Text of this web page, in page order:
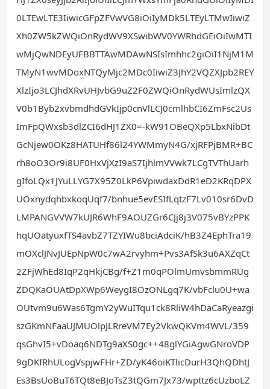
0LTEwLTE3IiwicGFpZFVwVG8iOiIyMDk5LTEyLTMwIiwiZ
Xh0ZW5kZWQiOnRydWV9XSwibWV0YWRhdGEiOiIwMTI
wMjQwNDEyUFBBTTAwMDAwNSIsImhhc2giOiI1NjM1M
TMyN1wvMDoxNTQyMjc2MDc0IiwiZ3JhY2VQZXJpb2REY
XlzIjo3LCJhdXRvUHJvbG9uZ2F0ZWQiOnRydWUsImlzQX
V0b1Byb2xvbmdhdGVkIjp0cnVlLCJ0cmlhbCI6ZmFsc2Us
ImFpQWxsb3dlZCI6dHJ1ZX0=-kW91OBeQXp5LbxNibDt
GcNjew0OKz8HATUHf86l24YWMmyN4G/xjRFPjBMR+BC
rh8oO3Or9i8UF0HxVjXzI9aS7IjhlmVVwk7LCgTVThUarh
gIfoLQx1JYuLLYG7X95Z0LkP6VpiwdaxDdR1eD2KRqDPX
UOxnydqhbxkoqUqf7/bnhue5evESIfLqtzF7Lv010sr6DvD
LMPANGVVW7kUJR6WhF9AOUZGr6CJj8j3V075vBYzPPK
hqUOatyuxfTS4avbZ7TZYIWu8bciAdciK/hB3Z4EphTra19
mOXclJNvJUEpNpW0c7wA2rvyhm+Pvs3AfSk3u6AXZqCt
2ZFjWhEd8IqP2qHkjCBg/f+Z1m0qPOlmUmvsbmmRUg
ZDQKaOUAtDpXWp6WeygI8OzONLgq7K/vbFclu0U+wa
OUtvm9u6Was6TgmY2yWuITqu1ck8RliW4hDaCaRyeazgi
szGKmNFaaUJMUOlpJLRreVM7Ey2VkwQKVm4WVL/359
qsGhvI5+vDoaq6NDTg9aXS0gc++48glYGiAgwGNroVDP
9gDKfRhULogVspjwFHr+ZD/yK46oiKTlicDurH3QhQDhtJ
Es3BsUoBuT6TQt8eBJoTsZ3tQGm7Jx73/wpttz6cUzboLZ